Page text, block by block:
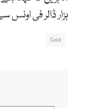
ہزار ڈالر فی
Gold